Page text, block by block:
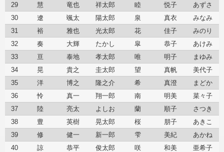
29
慧 竜也 祥太郎 睦 悦子
あずさ
30
遼 颯太 陽太郎 泉 真衣
みなみ
31
裕 雅也 光太郎 花 佳子
みのり
32
奏 大輝 たかし 皐 恭子
あけみ
33
亘 泰地 孝太郎 唯 明子
まゆみ
34
晃 貴之 圭太郎 望 真帆
美代子
35
洋 博之 隆之介 希 真澄
まどか
36
怜 真一 翔一郎 南 明美
菜々子
37
陸 亮太 よしお 蘭 順子
さつき
38
豊 英樹 晃太郎 桜 朋子
あきこ
39
修 健一 新一郎 雫 美紀
あかね
40
諒 恭平 俊太郎 咲 和美
亜希子